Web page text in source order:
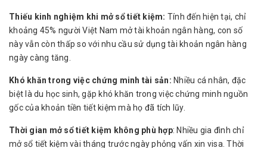
Thiếu kinh nghiệm khi mở sổ tiết kiệm: Tính đến hiện tại, chỉ
khoảng 45% người Việt Nam mở tài khoản ngân hàng, con số
này vẫn còn thấp so với nhu cầu sử dụng tài khoản ngân hàng
ngày càng tăng.
Khó khăn trong việc chứng minh tài sản: Nhiều cá nhân, đặc
biệt là du học sinh, gặp khó khăn trong việc chứng minh nguồn
gốc của khoản tiền tiết kiệm mà họ đã tích lũy.
Thời gian mở sổ tiết kiệm không phù hợp: Nhiều gia đình chỉ
mở sổ tiết kiệm vài tháng trước ngày phỏng vấn xin visa. Thời